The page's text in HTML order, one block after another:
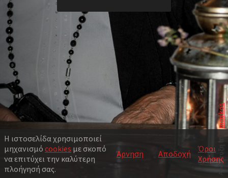
Η ιστοσελίδα χρησιμοποιεί
μηχανισμό cookies με σκοπό
να επιτύχει την καλύτερη
πλοήγησή σας.
Άρνηση Αποδοχή
Όροι
Χρήσης
Ανάπτυξη από
manikos